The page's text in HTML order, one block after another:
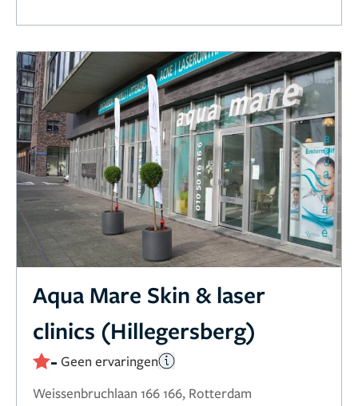
Aqua Mare Skin & laser
clinics (Hillegersberg)
- Geen ervaringen
Weissenbruchlaan 166 166, Rotterdam